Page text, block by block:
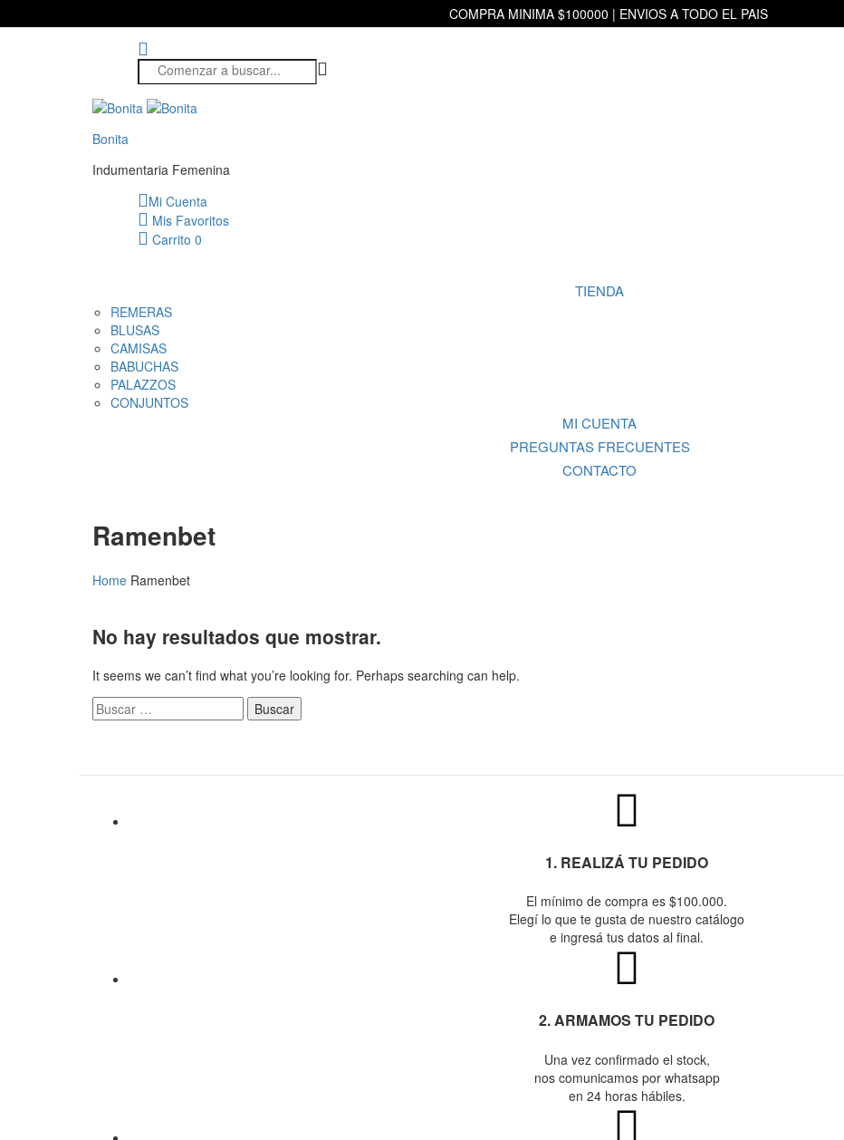
COMPRA MINIMA $100000 | ENVIOS A TODO EL PAIS
Bonita
Indumentaria Femenina
Mi Cuenta
Mis Favoritos
Carrito 0
TIENDA
REMERAS
BLUSAS
CAMISAS
BABUCHAS
PALAZZOS
CONJUNTOS
MI CUENTA
PREGUNTAS FRECUENTES
CONTACTO
Ramenbet
Home Ramenbet
No hay resultados que mostrar.
It seems we can’t find what you’re looking for. Perhaps searching can help.
Buscar:
1. REALIZÁ TU PEDIDO
El mínimo de compra es $100.000.
Elegí lo que te gusta de nuestro catálogo
e ingresá tus datos al final.
2. ARMAMOS TU PEDIDO
Una vez confirmado el stock,
nos comunicamos por whatsapp
en 24 horas hábiles.